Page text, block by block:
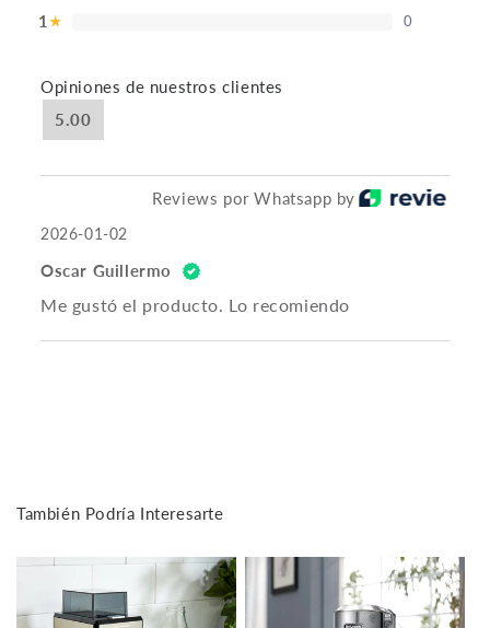
1 ★ 0
Opiniones de nuestros clientes
5.00
Reviews por Whatsapp by
2026-01-02
Oscar Guillermo
Me gustó el producto. Lo recomiendo
También Podría Interesarte